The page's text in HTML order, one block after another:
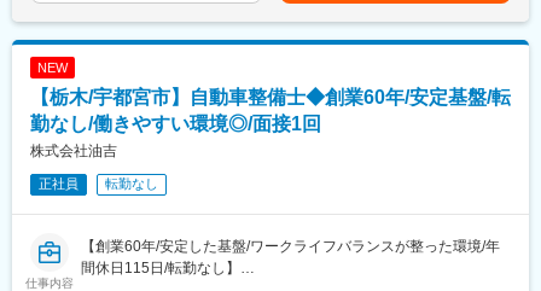
変更の範囲：会社の定める業務
接客や調理を中心に店舗業務を担当
店舗で様々なメニュー調理を身に着けるため、料理人として技術
的なスキルUPもかなう！
▼副店長
トを行っています！
NEW
【栃木/宇都宮市】自動車整備士◆創業60年/安定基盤/転
勤なし/働きやすい環境◎/面接1回
株式会社油吉
正社員 転勤なし
仕事内容
【創業60年/安定した基盤/ワークライフバランスが整った環境/年
間休日115日/転勤なし】